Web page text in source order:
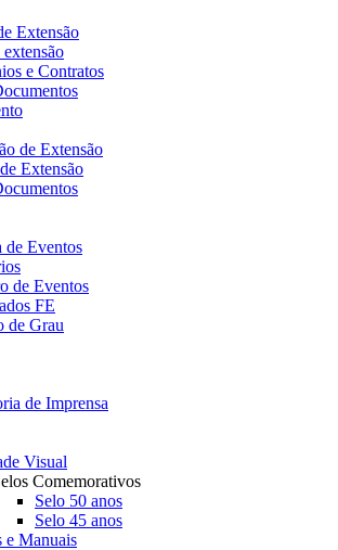
Extensão
extensão
e Contratos
de Extensão
Extensão
de Eventos
de Eventos
FE
de Grau
de Imprensa
Visual
Comemorativos
Selo 50 anos
Selo 45 anos
e Manuais